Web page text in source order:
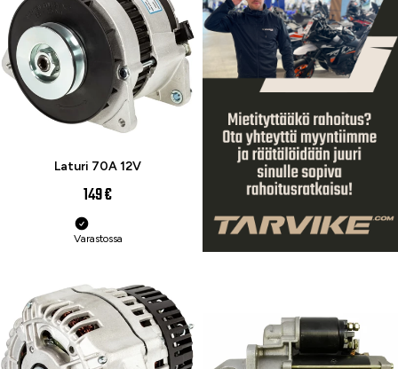
Laturi 70A 12V
149 €
Varastossa